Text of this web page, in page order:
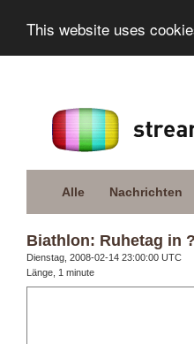
This website uses
Alle Nachrichten
Biathlon: Ruhetag in
Dienstag, 2008-02-14 23:00:00 UTC
Länge, 1 minute